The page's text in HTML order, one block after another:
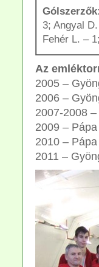
3; Angyal
Fehér L. –
Az
2005 –
2006 –
2007-2008
2009 – Pápa
2010 – Pápa
2011 –